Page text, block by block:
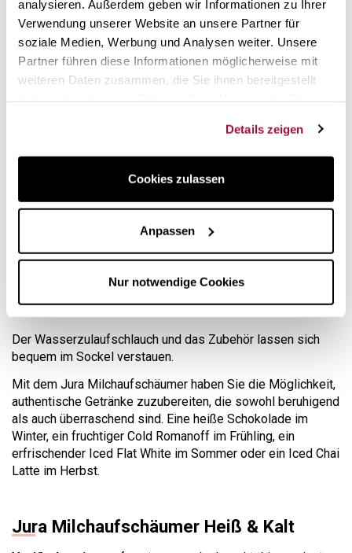
analysieren. Außerdem geben wir Informationen zu Ihrer
Verwendung unserer Website an unsere Partner für
soziale Medien, Werbung und Analysen weiter. Unsere
Partner führen diese Informationen möglicherweise mit
weiteren Daten zusammen, die Sie ihnen bereitgestellt
Details zeigen
Cookies zulassen
Anpassen
Nur notwendige Cookies
Gepflegtes Design und Materialien
passt gleichzeitig perfekt zu allen Modellen von
Kaffeevollautomaten. Dank pflegeleichter Materialien wie
Der Wasserzulaufschlauch und das Zubehör lassen sich
bequem im Sockel verstauen.
Mit dem Jura Milchaufschäumer haben Sie die Möglichkeit,
authentische Getränke zuzubereiten, die sowohl beruhigend
als auch überraschend sind. Eine heiße Schokolade im
Winter, ein fruchtiger Cold Romanoff im Frühling, ein
erfrischender Iced Flat White im Sommer oder ein Iced Chai
Latte im Herbst.
Jura Milchaufschäumer Heiß & Kalt